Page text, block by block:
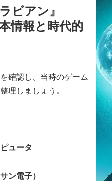
ビアン』
情報と時代的
確認し、当時のゲーム
理しましょう。
ュータ
ン電子）